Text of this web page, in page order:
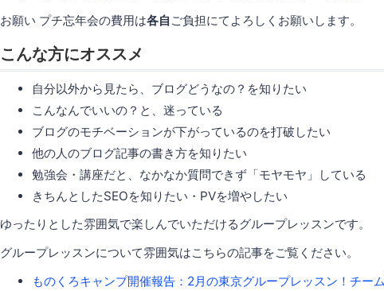
お願い プチ忘年会の費用は各自 ご負担にてよろしくお願いします。
こんな方にオススメ
自分以外から見たら、ブログどうなの？を知りたい
こんなんでいいの？と、迷っている
ブログのモチベーションが下がっているのを打破したい
他の人のブログ記事の書き方を知りたい
勉強会・講座だと、なかなか質問できず「モヤモヤ」している
きちんとしたSEOを知りたい・PVを増やしたい
ゆったりとした雰囲気で楽しんでいただけるグループレッスンです。
グループレッスンについて雰囲気はこちらの記事をご覧ください。
ものくろキャンプ開催報告：2月の東京グループレッスン！チー